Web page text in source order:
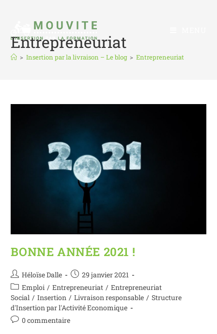
Entrepreneuriat
> Insertion par la livraison – Le blog > Entrepreneuriat
BONNE ANNÉE 2021 !
Héloïse Dalle
29 janvier 2021
Emploi / Entrepreneuriat / Entrepreneuriat
Social / Insertion / Livraison responsable / Structure
d'Insertion par l'Activité Economique
0 commentaire